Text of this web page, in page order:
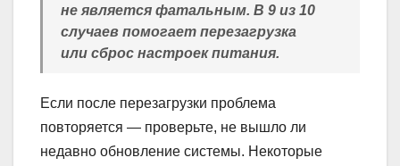
не является фатальным. В 9 из 10
случаев помогает перезагрузка
или сброс настроек питания.
Если после перезагрузки проблема
повторяется — проверьте, не вышло ли
недавно обновление системы. Некоторые